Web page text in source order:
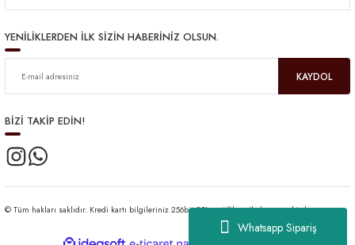
Whatsapp Sipariş
YENİLİKLERDEN İLK SİZİN HABERİNİZ OLSUN.
KAYDOL
BİZİ TAKİP EDİN!
© Tüm hakları saklıdır. Kredi kartı bilgileriniz 256bit SSL sertifikası ile korunmaktadır.
ideasoft